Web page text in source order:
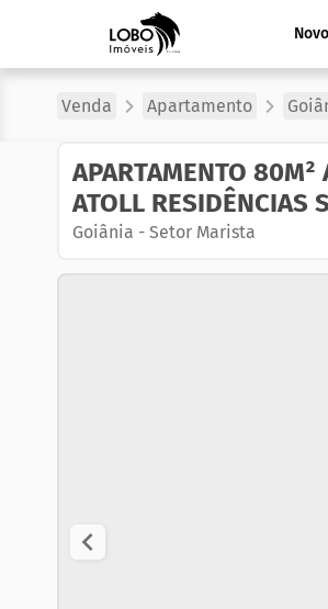
Venda Apartamento
APARTAMENTO 80M²
ATOLL RESIDÊNCIAS
Goiânia - Setor Marista